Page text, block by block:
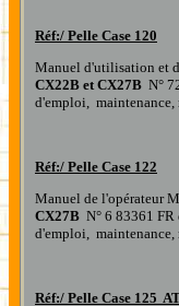
Réf:/ Pelle Case 120
Manuel d'utilisation et
CX22B et CX27B N°
d'emploi, maintenance,
Réf:/ Pelle Case 122
Manuel de l'opérateur
CX27B N° 6 83361
d'emploi, maintenance,
Réf:/ Pelle Case 125